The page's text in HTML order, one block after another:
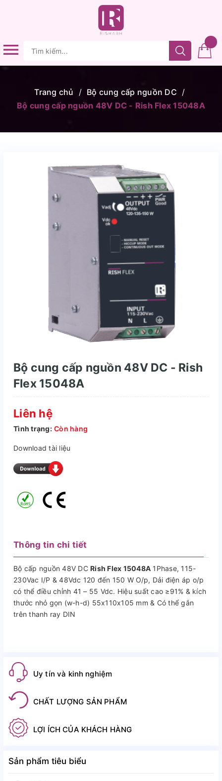
Trang chủ / Bộ cung cấp nguồn DC /
Bộ cung cấp nguồn 48V DC - Rish Flex 15048A
Bộ cung cấp nguồn 48V DC - Rish
Flex 15048A
Liên hệ
Tình trạng: Còn hàng
Download tài liệu
Thông tin chi tiết
Bộ cấp nguồn 48V DC Rish Flex 15048A 1Phase, 115-
230Vac I/P & 48Vdc 120 đến 150 W O/p, Dải điện áp o/p
có thể điều chỉnh 41 – 55 Vdc. Hiệu suất cao ≥91% & kích
thước nhỏ gọn (w-h-d) 55x110x105 mm & Có thể gắn
trên thanh ray DIN
Uy tín và kinh nghiệm
CHẤT LƯỢNG SẢN PHẨM
LỢI ÍCH CỦA KHÁCH HÀNG
Sản phẩm tiêu biểu